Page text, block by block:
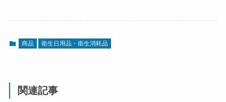
商品 衛生日用品・衛生消耗品
関連記事